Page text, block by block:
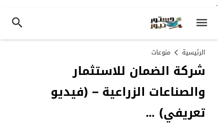
.
الرئيسية منوعات
شركة الضمان للاستثمار
والصناعات الزراعية – (فيديو
تعريفي) …